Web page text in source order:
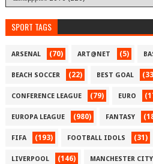
SPORT TAGS
ARSENAL (70) ART@NET (5)
BEACH SOCCER (22) BEST GOAL
CONFERENCE LEAGUE (79) EURO
EUROPA LEAGUE (980) FANTASY
FIFA (193) FOOTBALL IDOLS (31)
LIVERPOOL (146) MANCHESTER CITY